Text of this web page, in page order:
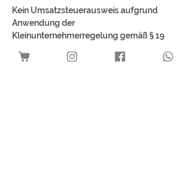
Kein Umsatzsteuerausweis aufgrund
Anwendung der
Kleinunternehmerregelung gemäß § 19